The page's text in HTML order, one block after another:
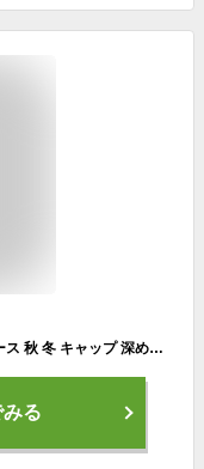
ランニングキャップ メッシュ メンズ レディース 秋 冬 キャップ 深め スポーツキャップ シンプル 帽子 ジョギング ゴルフ 日除け 熱中症対策
る